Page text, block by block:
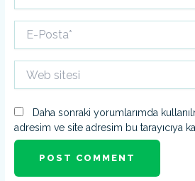
Posta*
sitesi
Daha sonraki yorumlarımda
adresim ve site adresim bu tarayıcıya